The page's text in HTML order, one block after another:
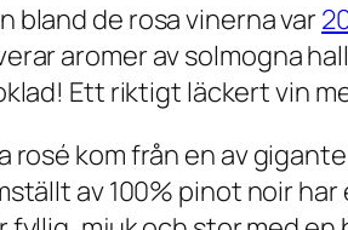
bland de rosa vinerna var
aromer av solmogna
Ett riktigt läckert vin
rosé kom från en av
av 100% pinot noir